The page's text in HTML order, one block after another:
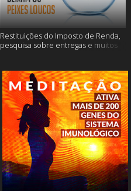
Restituições do Imposto de Renda,
pesquisa sobre entregas e muitos